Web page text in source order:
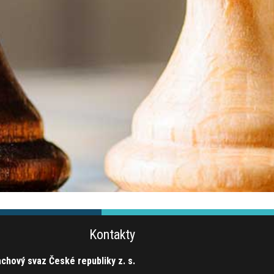
Kontakty
svaz České republiky z. s.